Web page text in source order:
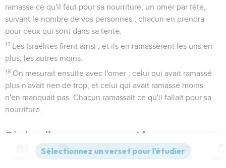
ramasse ce qu'il faut pour sa nourriture, un omer par tête,
suivant le nombre de vos personnes ; chacun en prendra
pour ceux qui sont dans sa tente.
17 Les Israélites firent ainsi ; et ils en ramassèrent les uns en
plus, les autres moins.
18 On mesurait ensuite avec l'omer ; celui qui avait ramassé
plus n'avait rien de trop, et celui qui avait ramassé moins
n'en manquait pas. Chacun ramassait ce qu'il fallait pour sa
nourriture.
Règles diverses concernant la manne
Moïse leur dit : Que personne n'en laisse jusqu'au matin.
Versions Commentaires Strong